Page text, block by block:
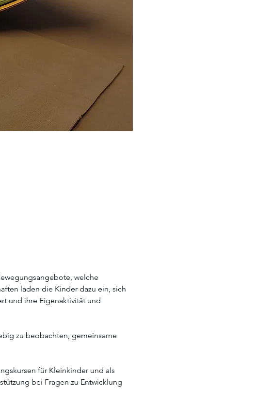
welche
laden die Kinder dazu ein, sich
und ihre Eigenaktivität und
zu beobachten, gemeinsame
für Kleinkinder und als
bei Fragen zu Entwicklung